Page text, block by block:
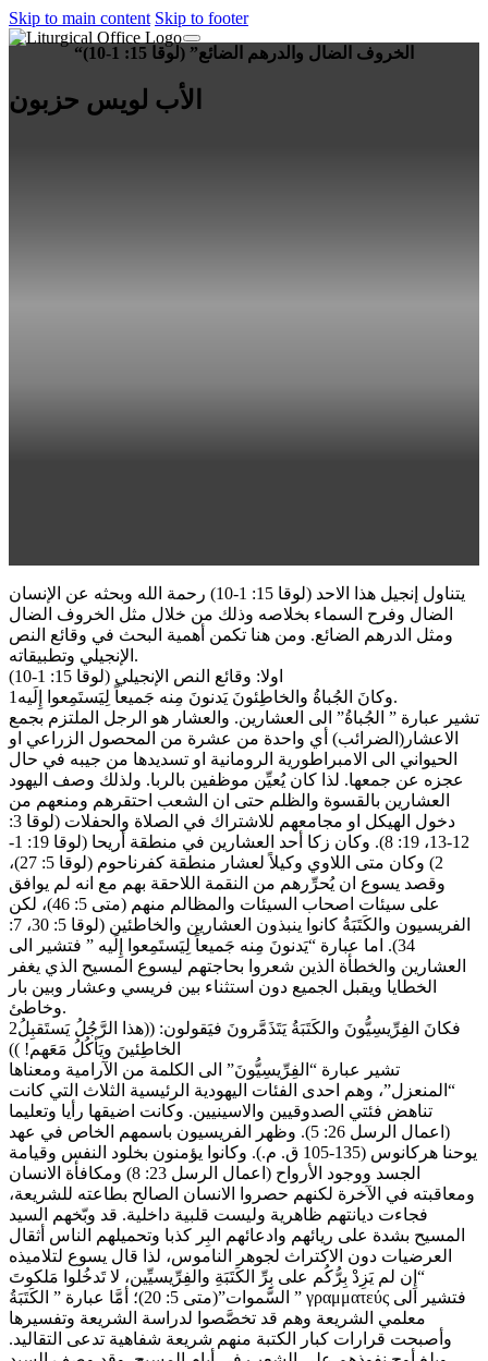
Skip to main content Skip to footer
“الخروف الضال والدرهم الضائع” (لوقا 15: 1-10)
الأب لويس حزبون
يتناول إنجيل هذا الاحد (لوقا 15: 1-10) رحمة الله وبحثه عن الإنسان
الضال وفرح السماء بخلاصه وذلك من خلال مثل الخروف الضال
ومثل الدرهم الضائع. ومن هنا تكمن أهمية البحث في وقائع النص
الإنجيلي وتطبيقاته.
اولا: وقائع النص الإنجيلي (لوقا 15: 1-10)
1وكانَ الجُباةُ والخاطِئونَ يَدنونَ مِنه جَميعاً لِيَستَمِعوا إِلَيه.
تشير عبارة ” الجُباةُ” الى العشارين. والعشار هو الرجل الملتزم بجمع
الاعشار(الضرائب) أي واحدة من عشرة من المحصول الزراعي او
الحيواني الى الامبراطورية الرومانية او تسديدها من جيبه في حال
عجزه عن جمعها. لذا كان يُعيِّن موظفين بالربا. ولذلك وصف اليهود
العشارين بالقسوة والظلم حتى ان الشعب احتقرهم ومنعهم من
دخول الهيكل او مجامعهم للاشتراك في الصلاة والحفلات (لوقا 3:
12-13، 19: 8). وكان زكا أحد العشارين في منطقة أريحا (لوقا 19: 1-
2) وكان متى اللاوي وكيلاً لعشار منطقة كفرناحوم (لوقا 5: 27)،
وقصد يسوع ان يُحرِّرهم من النقمة اللاحقة بهم مع انه لم يوافق
على سيئات اصحاب السيئات والمظالم منهم (متى 5: 46)، لكن
الفريسيون والكَتَبَةُ كانوا ينبذون العشارين والخاطئين (لوقا 5: 30، 7:
34). اما عبارة “يَدنونَ مِنه جَميعاً لِيَستَمِعوا إِلَيه ” فتشير الى
العشارين والخطأة الذين شعروا بحاجتهم ليسوع المسيح الذي يغفر
الخطايا ويقبل الجميع دون استثناء بين فريسي وعشار وبين بار
وخاطئ.
2فكانَ الفِرِّيسِيُّونَ والكَتَبَةُ يَتَذَمَّرونَ فيَقولون: ((هذا الرَّجُلُ يَستَقبِلُ
الخاطِئينَ ويَأكُلُ مَعَهم! ))
تشير عبارة “الفِرِّيسِيُّونَ” الى الكلمة من الآرامية ومعناها
“المنعزل”، وهم احدى الفئات اليهودية الرئيسية الثلاث التي كانت
تناهض فئتي الصدوقيين والاسينيين. وكانت اضيقها رأيا وتعليما
(اعمال الرسل 26: 5). وظهر الفريسيون باسمهم الخاص في عهد
يوحنا هركانوس (135-105 ق. م.). وكانوا يؤمنون بخلود النفس وقيامة
الجسد ووجود الأرواح (اعمال الرسل 23: 8) ومكافأة الانسان
ومعاقبته في الآخرة لكنهم حصروا الانسان الصالح بطاعته للشريعة،
فجاءت ديانتهم ظاهرية وليست قلبية داخلية. قد وبّخهم السيد
المسيح بشدة على ريائهم وادعائهم البِر كذبا وتحميلهم الناس أثقال
العرضيات دون الاكتراث لجوهر الناموس، لذا قال يسوع لتلاميذه
“إِن لم يَزِدْ بِرُّكُم على بِرِّ الكَتَبَةِ والفِرِّيسيِّين، لا تَدخُلوا مَلكوتَ
السَّموات”(متى 5: 20)؛ أمَّا عبارة ” الكَتَبَةُ ” γραμματεύς فتشير الى
معلمي الشريعة وهم قد تخصَّصوا لدراسة الشريعة وتفسيرها
وأصبحت قرارات كبار الكتبة منهم شريعة شفاهية تدعى التقاليد.